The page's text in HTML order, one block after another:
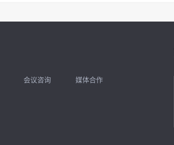
会议咨询 媒体合作
扫码加我直接开聊